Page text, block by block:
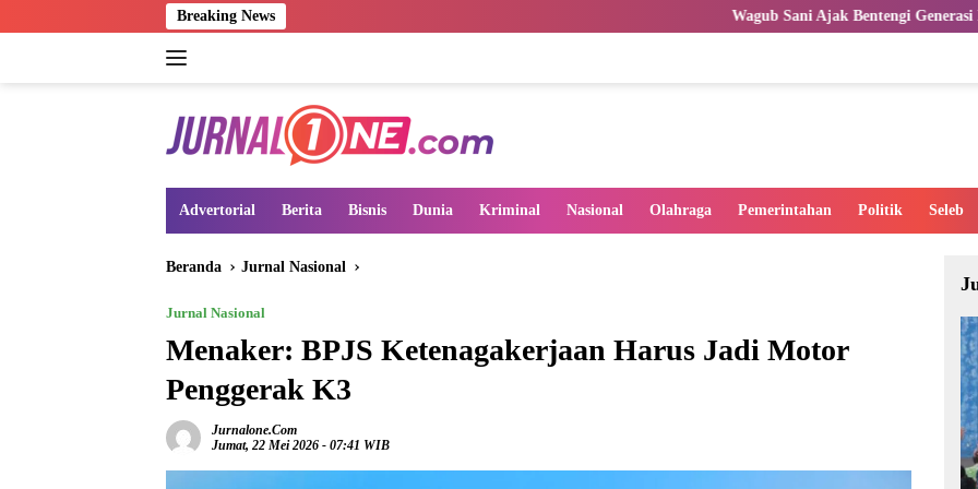
ke
Breaking News Wagub Sani Ajak Bentengi Generasi Muda Jambi dari
Advertorial Berita Bisnis Dunia Kriminal Nasional Olahraga Pemerintahan Politik Seleb
Beranda Jurnal Nasional
Jurnal Nasional
Menaker: BPJS Ketenagakerjaan Harus Jadi Motor
Penggerak K3
Jurnalone.com
Jumat, 22 Mei 2026 - 07:41 WIB